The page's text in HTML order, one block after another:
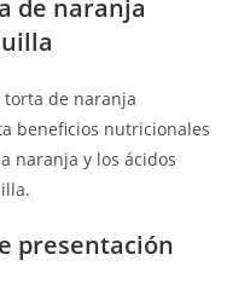
de naranja
torta de naranja
beneficios nutricionales
naranja y los ácidos
presentación